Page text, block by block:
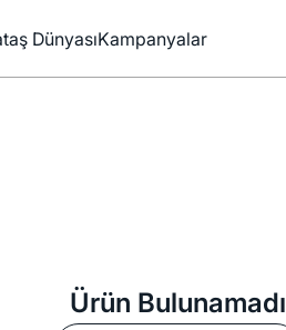
DünyasıKampanyalar
Ürün Bulunamadı